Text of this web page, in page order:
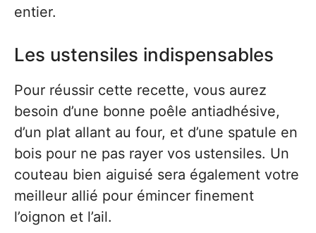
entier.
Les ustensiles indispensables
Pour réussir cette recette, vous aurez
besoin d’une bonne poêle antiadhésive,
d’un plat allant au four, et d’une spatule en
bois pour ne pas rayer vos ustensiles. Un
couteau bien aiguisé sera également votre
meilleur allié pour émincer finement
l’oignon et l’ail.